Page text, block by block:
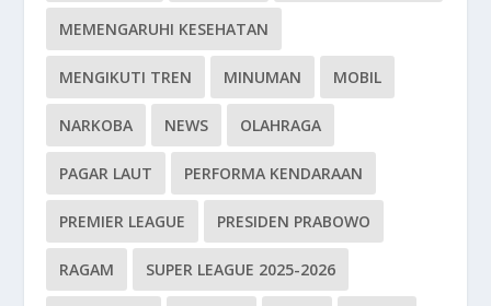
MEMENGARUHI KESEHATAN
MENGIKUTI TREN MINUMAN MOBIL
NARKOBA NEWS OLAHRAGA
PAGAR LAUT PERFORMA KENDARAAN
PREMIER LEAGUE PRESIDEN PRABOWO
RAGAM SUPER LEAGUE 2025-2026